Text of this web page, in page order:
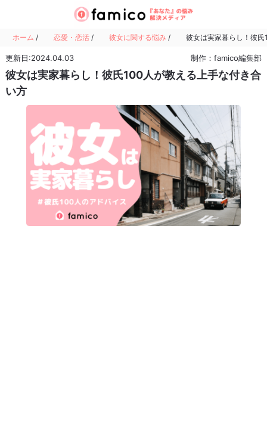
ホーム / 恋愛・恋活 / 彼女に関する悩み / 彼女は実家暮らし！彼
更新日:2024.04.03 制作：famico編集部
彼女は実家暮らし！彼氏100人が教える上手な付き合
い方